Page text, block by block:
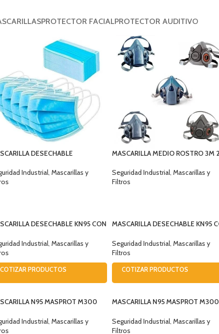
PROTECTOR FACIALPROTECTOR AUDITIVO
DESECHABLE
Industrial, Mascarillas y
MASCARILLA MEDIO ROSTRO 3M
Seguridad Industrial, Mascarillas y
Filtros
DESECHABLE KN95 CON
Industrial, Mascarillas y
COTIZAR PRODUCTOS
MASCARILLA DESECHABLE KN95
Seguridad Industrial, Mascarillas y
Filtros
COTIZAR PRODUCTOS
N95 MASPROT M300
Industrial Mascarillas y
MASCARILLA N95 MASPROT
Seguridad Industrial Mascarillas y
Filtros